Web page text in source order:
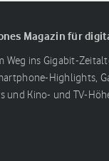
Magazin für
Weg ins Gigabit-
Highlights,
und Kino- und TV-